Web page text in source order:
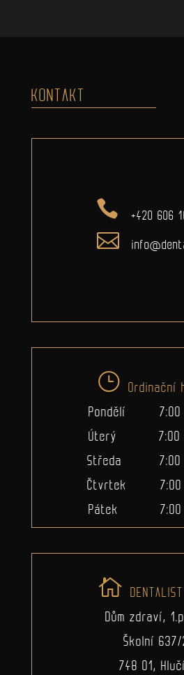
KONTAKT
+420 606
Ordinační
Pondělí 7:00
Úterý 7:00 –
Středa 7:00 –
Čtvrtek 7:00
Pátek 7:00 –
Dům zdraví,
Školní 637/
748 01,